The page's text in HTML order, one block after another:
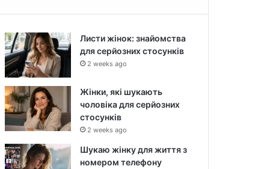
Листи жінок: знайомства
для серйозних стосунків
2 weeks ago
Жінки, які шукають
чоловіка для серйозних
стосунків
2 weeks ago
Шукаю жінку для життя з
номером телефону